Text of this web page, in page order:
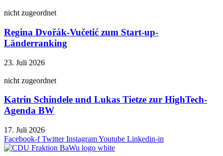
nicht zugeordnet
Regina Dvořák-Vučetić zum Start-up-
Länderranking
23. Juli 2026
nicht zugeordnet
Katrin Schindele und Lukas Tietze zur HighTech-
Agenda BW
17. Juli 2026
Facebook-f Twitter InstagramYoutube Linkedin-in